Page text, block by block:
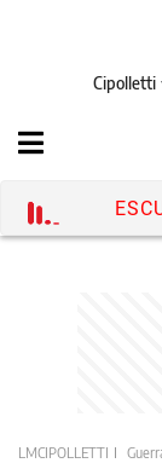
Cipolletti
LMCIPOLLETTI